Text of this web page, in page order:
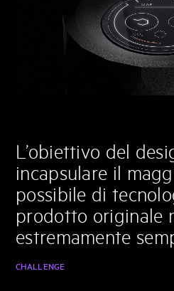
L’obiettivo del
incapsulare il
possibile di
prodotto originale
estremamente
CHALLENGE